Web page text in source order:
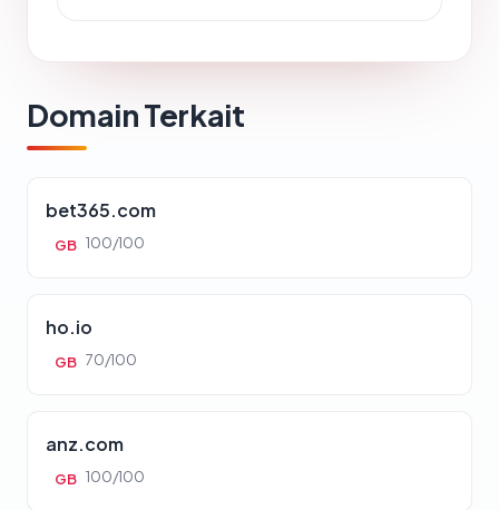
Domain Terkait
bet365.com
GB 100/100
ho.io
GB 70/100
anz.com
GB 100/100